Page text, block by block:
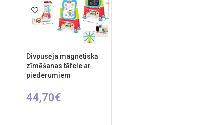
54,5 cm
Ieteicamais vecums: no 3
Divpusēja magnētiskā
zīmēšanas tāfele ar
piederumiem
44,70€